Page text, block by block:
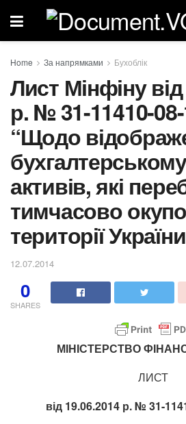
Home За напрямками Бухоблік
Лист Мінфіну
р. № 31-11410-
“Щодо
активів, які
тимчасово
території
12.07.2014
0
SHARES
МІНІСТЕРСТВО
ЛИСТ
від 19.06.2014 р. № 31-